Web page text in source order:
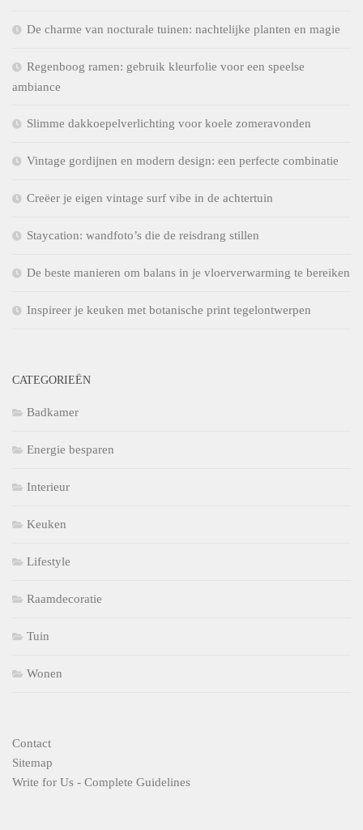
De charme van nocturale tuinen: nachtelijke planten en magie
Regenboog ramen: gebruik kleurfolie voor een speelse
ambiance
Slimme dakkoepelverlichting voor koele zomeravonden
Vintage gordijnen en modern design: een perfecte combinatie
Creëer je eigen vintage surf vibe in de achtertuin
Staycation: wandfoto’s die de reisdrang stillen
De beste manieren om balans in je vloerverwarming te bereiken
Inspireer je keuken met botanische print tegelontwerpen
CATEGORIEËN
Badkamer
Energie besparen
Interieur
Keuken
Lifestyle
Raamdecoratie
Tuin
Wonen
Contact
Sitemap
Write for Us - Complete Guidelines